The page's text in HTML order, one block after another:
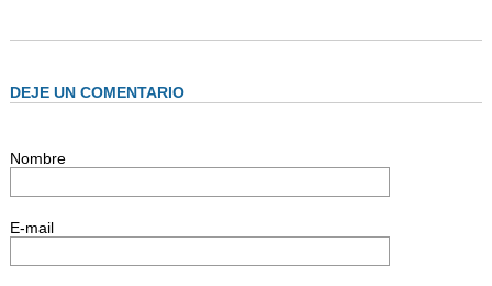
DEJE UN COMENTARIO
Nombre
E-mail